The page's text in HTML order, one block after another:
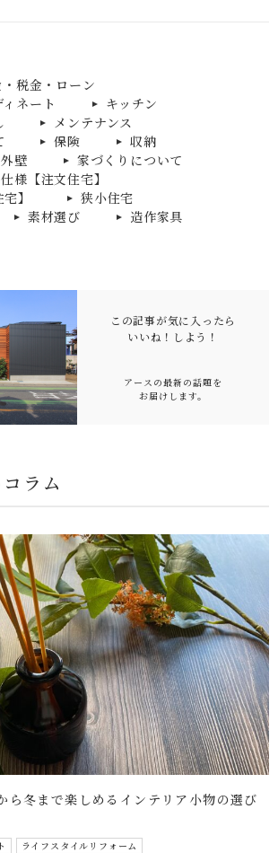
税金・ローン
ネート
キッチン
メンテナンス
保険
収納
外壁
家づくりについて
様【注文住宅】
】
狭小住宅
素材選び
造作家具
この記事が気に入ったら
いいね！ しよう！
アースの最新の話題を
お届けします。
ラム
ら冬まで楽しめるインテリア小物の選び
ライフスタイルリフォーム